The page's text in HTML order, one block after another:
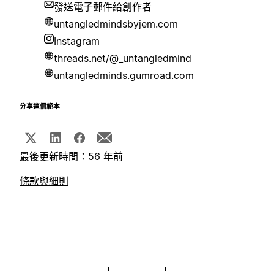
發送電子郵件給創作者
untangledmindsbyjem.com
Instagram
threads.net/@_untangledmind
untangledminds.gumroad.com
分享這個範本
最後更新時間：56 年前
條款與細則